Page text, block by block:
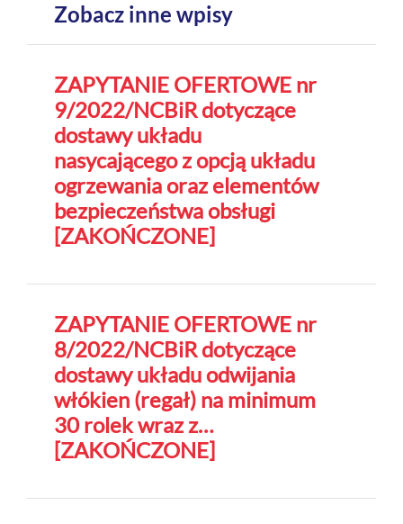
Zobacz inne wpisy
ZAPYTANIE OFERTOWE nr
9/2022/NCBiR dotyczące
dostawy układu
nasycającego z opcją układu
ogrzewania oraz elementów
bezpieczeństwa obsługi
[ZAKOŃCZONE]
ZAPYTANIE OFERTOWE nr
8/2022/NCBiR dotyczące
dostawy układu odwijania
włókien (regał) na minimum
30 rolek wraz z…
[ZAKOŃCZONE]